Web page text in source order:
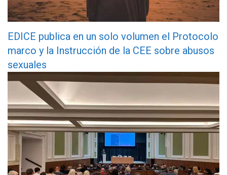
EDICE publica en un solo volumen el Protocolo
marco y la Instrucción de la CEE sobre abusos
sexuales